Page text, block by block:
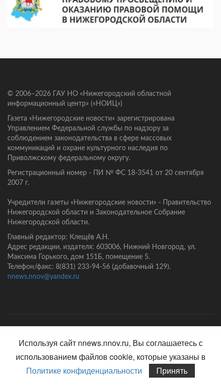
© 2006–2026 ГАУ НО «Нижегородский областной
информационный центр» («НОИЦ»)
Газета «Нижегородские новости» зарегистрирована
Управлением Федеральной службы по надзору за
соблюдением законодательства в сфере массовых
коммуникаций и охране культурного наследия по
Приволжскому федеральному округу.
Регистрационный номер - ПИ № ФС 18-3541 от 20 сентября
2007 г.
Учредители газеты «Нижегородские новости» - Правительство
Нижегородской области и Законодательное Собрание
Нижегородской области.
Главный редактор: Клещёв А.Н.
Адрес редакции, издателя: 603006, Нижний Новгород, ул.
Максима Горького, дом 151Б, помещение 5.
Телефон/факс: 8(831) 233-94-56 (добавочный 129).
nnews.nnov@yandex.ru
Используя сайт nnews.nnov.ru, Вы соглашаетесь с
использованием файлов cookie, которые указаны в
Политике конфиденциальности
Принять